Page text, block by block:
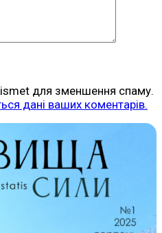
для зменшення спаму.
дані ваших коментарів.